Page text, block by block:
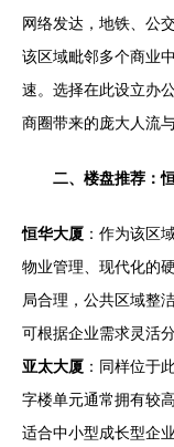
网络发达，地铁、公
该区域毗邻多个商业
速。选择在此设立办
商圈带来的庞大人流
二、楼盘推荐：
恒华大厦 ：作为该区
物业管理、现代化的
局合理，公共区域整
可根据企业需求灵活
亚太大厦 ：同样位于
字楼单元通常拥有较
适合中小型成长型企